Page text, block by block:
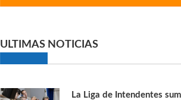
ULTIMAS NOTICIAS
La Liga de Intendentes